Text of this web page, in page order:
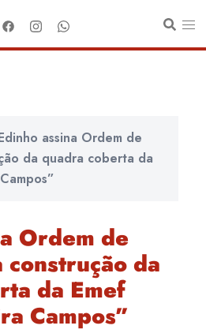
assina Ordem de
da quadra coberta da
Ordem de
da
da Emef
Campos”